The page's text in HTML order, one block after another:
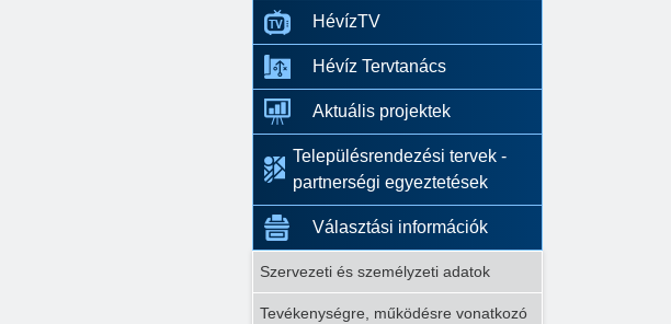
HévízTV
Hévíz Tervtanács
Aktuális projektek
Településrendezési tervek -
partnerségi egyeztetések
Választási információk
Szervezeti és személyzeti adatok
Tevékenységre, működésre vonatkozó